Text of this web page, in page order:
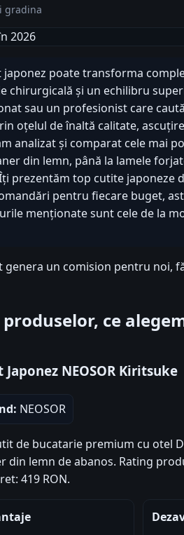
gradina
japonez poate transforma
chirurgicală și un echilibru
sau un profesionist care
oțelul de înaltă calitate,
analizat și comparat cele mai
din lemn, până la lamele
prezentăm top cutite japoneze
pentru fiecare buget,
menționate sunt cele de la
genera un comision pentru noi,
ce
Japonez NEOSOR Kiritsuke
NEOSOR
de bucatarie premium cu otel
din lemn de abanos. Rating
419 RON.